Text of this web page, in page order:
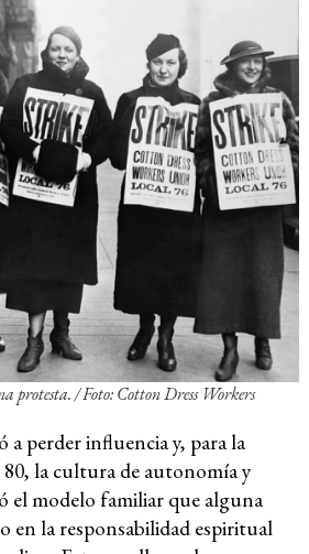
protesta. / Foto: Cotton Dress Workers
a perder influencia y, para la
80, la cultura de autonomía y
el modelo familiar que alguna
en la responsabilidad espiritual